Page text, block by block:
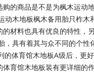
的商品是不是为枫木运
动木地板枫木备用胎只柞
材料也具有优良的特性
，具有着其与众不同的个
体育馆木地板A级后，更
育馆木地板装有更详细